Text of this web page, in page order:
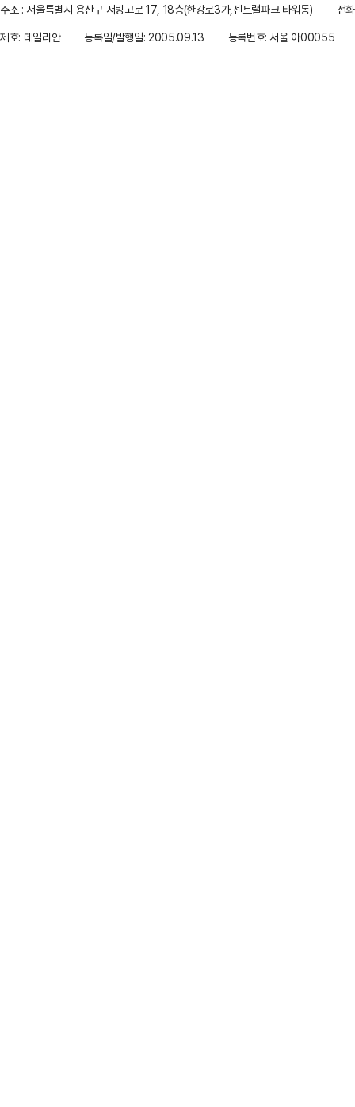
주소 : 서울특별시 용산구 서빙고로 17, 18층(한강로3가,센트럴파크 타워동)
전
제호: 데일리안
등록일/발행일: 2005.09.13 등록번호: 서울 아00055